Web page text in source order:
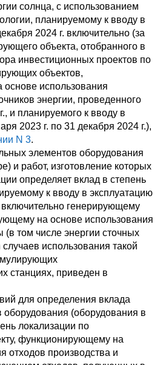
солнца, с использованием
планируемому к вводу в
2024 г. включительно (за
объекта, отобранного в
инвестиционных проектов по
объектов,
использования
энергии, проведенного
и планируемого к вводу в
2023 г. по 31 декабря 2024 г.),
N 3.
элементов оборудования
и работ, изготовление которых
определяет вклад в степень
к вводу в эксплуатацию
включительно генерирующему
на основе использования
(в том числе энергии сточных
использования такой
станциях, приведен в
для определения вклада
оборудования (оборудования в
локализации по
функционирующему на
отходов производства и